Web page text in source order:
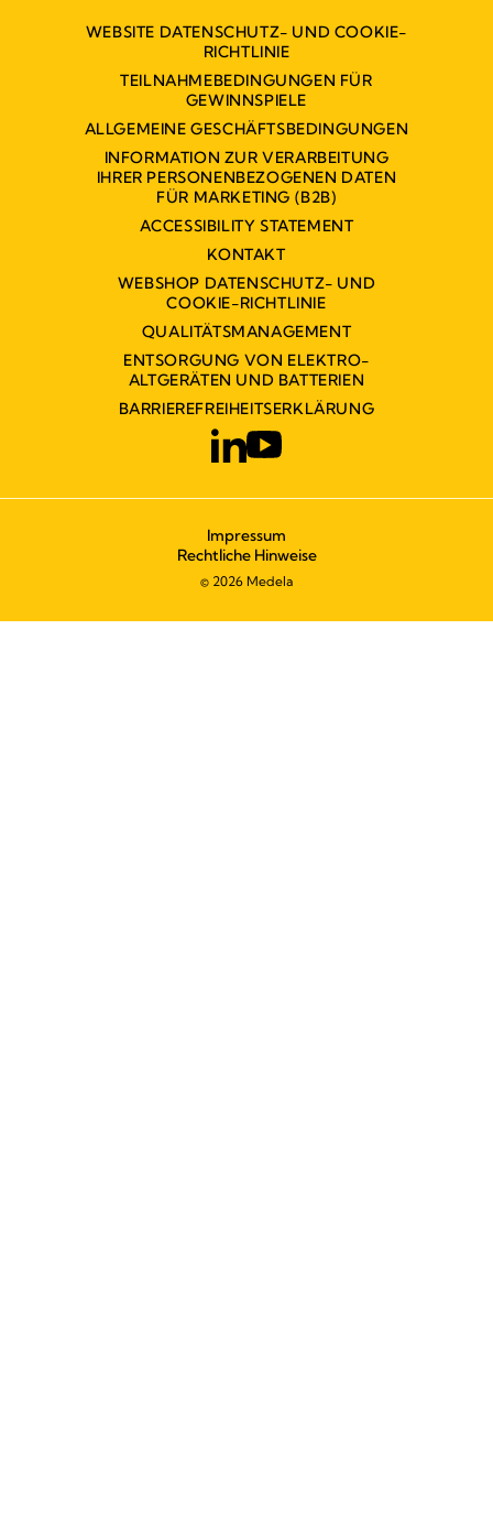
WEBSITE DATENSCHUTZ- UND COOKIE-
RICHTLINIE
TEILNAHMEBEDINGUNGEN FÜR
GEWINNSPIELE
ALLGEMEINE GESCHÄFTSBEDINGUNGEN
INFORMATION ZUR VERARBEITUNG
IHRER PERSONENBEZOGENEN DATEN
FÜR MARKETING (B2B)
ACCESSIBILITY STATEMENT
KONTAKT
WEBSHOP DATENSCHUTZ- UND
COOKIE-RICHTLINIE
QUALITÄTSMANAGEMENT
ENTSORGUNG VON ELEKTRO-
ALTGERÄTEN UND BATTERIEN
BARRIEREFREIHEITSERKLÄRUNG
Impressum
Rechtliche Hinweise
© 2026 Medela